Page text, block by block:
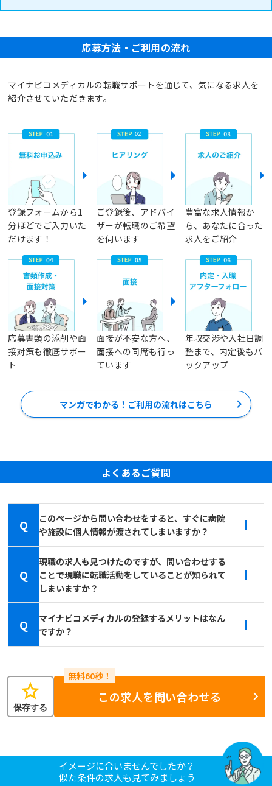
応募方法・ご利用の流れ
マイナビコメディカルの転職サポートを通じて、気になる求人を
紹介させていただきます。
登録フォームから1
分ほどでご入力いた
だけます！
ご登録後、アドバイ
ザーが転職のご希望
を伺います
豊富な求人情報か
ら、あなたに合った
求人をご紹介
応募書類の添削や面
接対策も徹底サポー
ト
面接が不安な方へ、
面接への同席も行っ
ています
年収交渉や入社日調
整まで、内定後もバ
ックアップ
マンガでわかる！ご利用の流れはこちら
よくあるご質問
Q
このページから問い合わせをすると、すぐに病院
や施設に個人情報が渡されてしまいますか？
Q
現職の求人も見つけたのですが、問い合わせする
ことで現職に転職活動をしていることが知られて
しまいますか？
Q
マイナビコメディカルの登録するメリットはなん
ですか？
star
保存する
この求人を問い合わせる
イメージに合いませんでしたか？
似た条件の求人も見てみましょう